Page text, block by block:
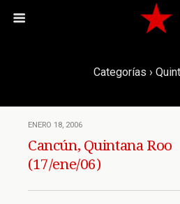
Categorías ›
ENERO 18, 2006
Cancún, Quintana Roo
(17/ene/06)